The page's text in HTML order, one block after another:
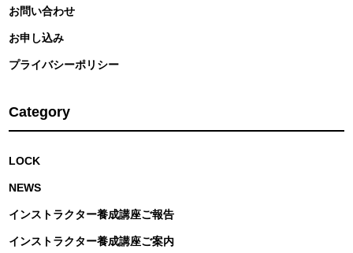
お問い合わせ
お申し込み
プライバシーポリシー
Category
LOCK
NEWS
インストラクター養成講座ご報告
インストラクター養成講座ご案内